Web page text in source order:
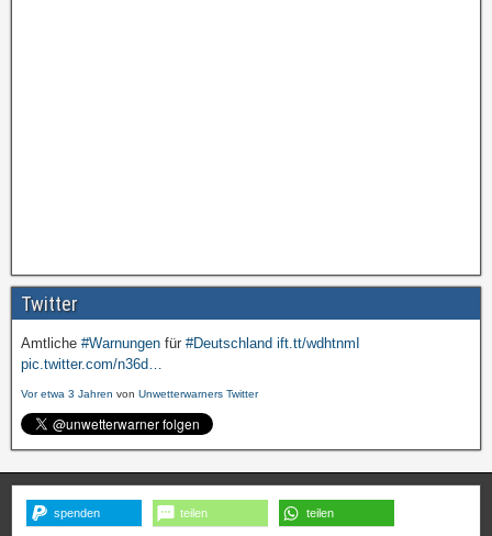
Twitter
Amtliche #Warnungen für #Deutschland ift.tt/wdhtnmI
pic.twitter.com/n36d…
Vor etwa 3 Jahren von Unwetterwarners Twitter
spenden teilen teilen